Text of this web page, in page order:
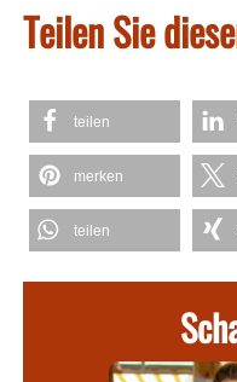
Teilen Sie
teilen
merken
teilen